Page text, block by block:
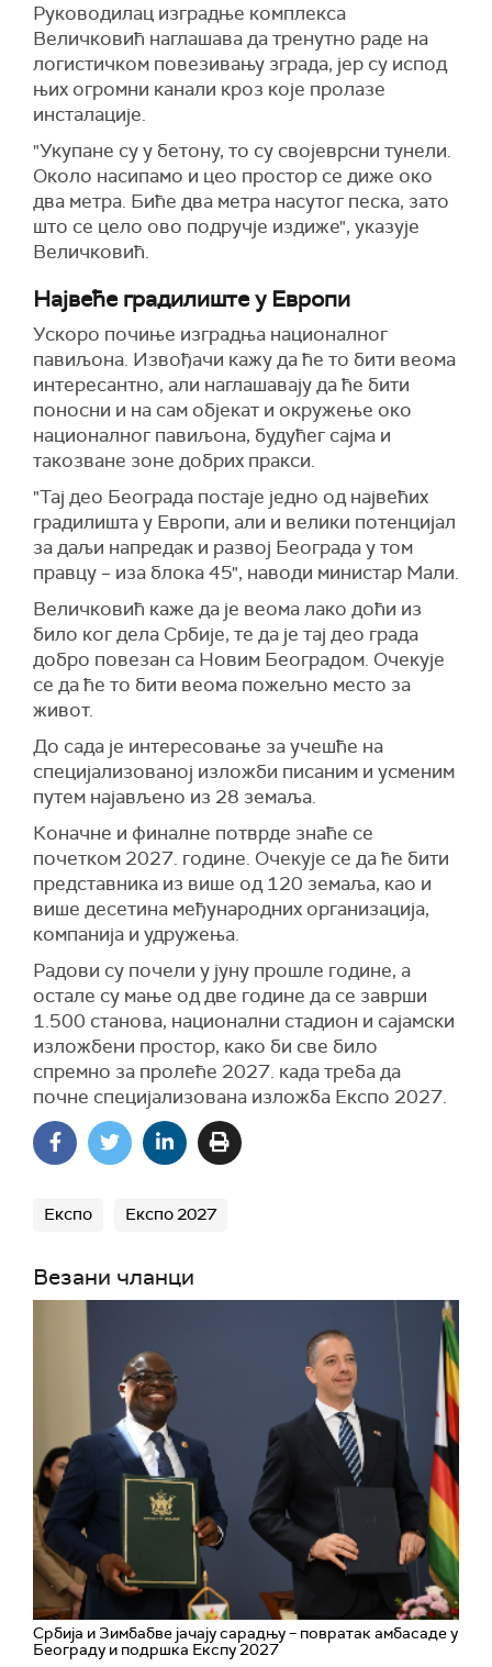
Руководилац изградње комплекса
Величковић наглашава да тренутно раде на
логистичком повезивању зграда, јер су испод
њих огромни канали кроз које пролазе
инсталације.
"Укупане су у бетону, то су својеврсни тунели.
Около насипамо и цео простор се диже око
два метра. Биће два метра насутог песка, зато
што се цело ово подручје издиже", указује
Величковић.
Највеће градилиште у Европи
Ускоро почиње изградња националног
павиљона. Извођачи кажу да ће то бити веома
интересантно, али наглашавају да ће бити
поносни и на сам објекат и окружење око
националног павиљона, будућег сајма и
такозване зоне добрих пракси.
"Тај део Београда постаје једно од највећих
градилишта у Европи, али и велики потенцијал
за даљи напредак и развој Београда у том
правцу – иза блока 45", наводи министар Мали.
Величковић каже да је веома лако доћи из
било ког дела Србије, те да је тај део града
добро повезан са Новим Београдом. Очекује
се да ће то бити веома пожељно место за
живот.
До сада је интересовање за учешће на
специјализованој изложби писаним и усменим
путем најављено из 28 земаља.
Коначне и финалне потврде знаће се
почетком 2027. године. Очекује се да ће бити
представника из више од 120 земаља, као и
више десетина међународних организација,
компанија и удружења.
Радови су почели у јуну прошле године, а
остале су мање од две године да се заврши
1.500 станова, национални стадион и сајамски
изложбени простор, како би све било
спремно за пролеће 2027. када треба да
почне специјализована изложба Експо 2027.
Експо Експо 2027
Везани чланци
Србија и Зимбабве јачају сарадњу – повратак амбасаде у
Београду и подршка Експу 2027